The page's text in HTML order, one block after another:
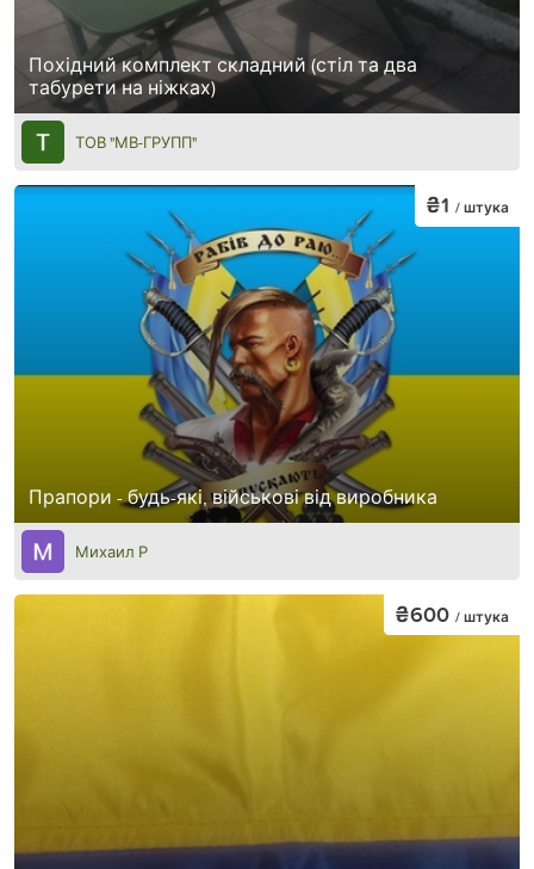
Похідний комплект складний (стіл та два
табурети на ніжках)
ТОВ "МВ-ГРУПП"
Прапори - будь-які, військові від виробника
₴1 / штука
Михаил Р
₴600 / штука